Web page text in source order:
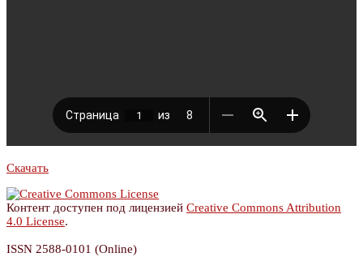
Скачать
Контент доступен под лицензией Creative Commons Attribution
4.0 License.
ISSN 2588-0101 (Online)